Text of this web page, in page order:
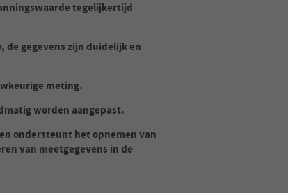
tegelijkertijd
gegevens zijn duidelijk en
meting.
worden aangepast.
ondersteunt het opnemen van
van meetgegevens in de